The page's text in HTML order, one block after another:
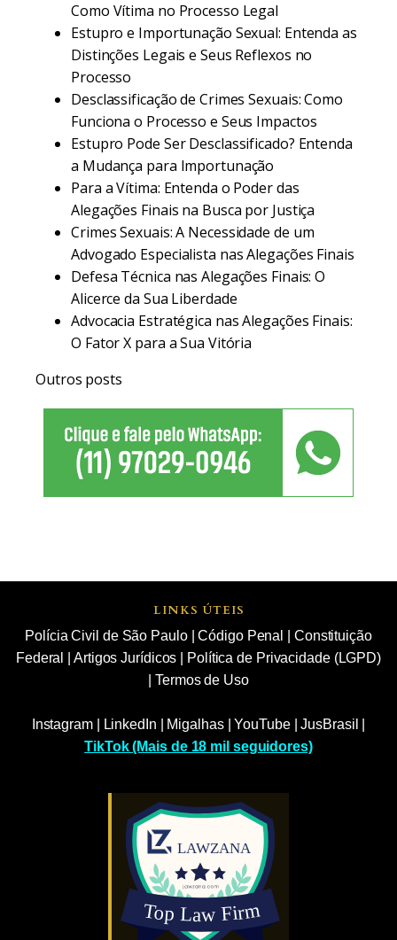
Como Vítima no Processo Legal
Estupro e Importunação Sexual: Entenda as
Distinções Legais e Seus Reflexos no
Processo
Desclassificação de Crimes Sexuais: Como
Funciona o Processo e Seus Impactos
Estupro Pode Ser Desclassificado? Entenda
a Mudança para Importunação
Para a Vítima: Entenda o Poder das
Alegações Finais na Busca por Justiça
Crimes Sexuais: A Necessidade de um
Advogado Especialista nas Alegações Finais
Defesa Técnica nas Alegações Finais: O
Alicerce da Sua Liberdade
Advocacia Estratégica nas Alegações Finais:
O Fator X para a Sua Vitória
Outros posts
LINKS ÚTEIS
Polícia Civil de São Paulo|Código Penal
Constituição
Federal
Artigos Jurídicos
Política de Privacidade (LGPD)
|Termos de Uso
Instagram| LinkedIn Migalhas|YouTube|JusBrasil
TikTok (Mais de 18 mil seguidores)